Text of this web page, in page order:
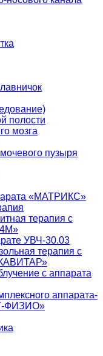
полости
мозга
пузыря
«МАТРИКС»
терапия с
4М»
УВЧ-30.03
терапия с
с аппарата
аппарата-
ФИЗИО»